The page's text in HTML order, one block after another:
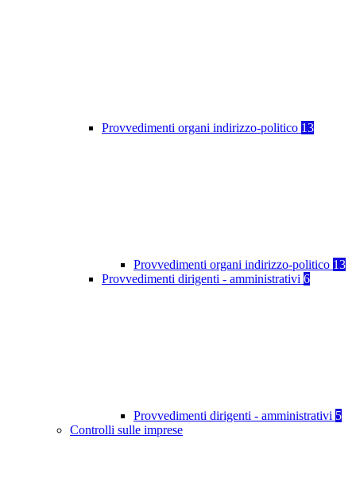
Provvedimenti organi indirizzo-politico 13
Provvedimenti organi indirizzo-politico 13
Provvedimenti dirigenti - amministrativi 6
Provvedimenti dirigenti - amministrativi 5
Controlli sulle imprese